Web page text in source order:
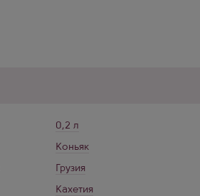
0,2 л
Коньяк
Грузия
Кахетия